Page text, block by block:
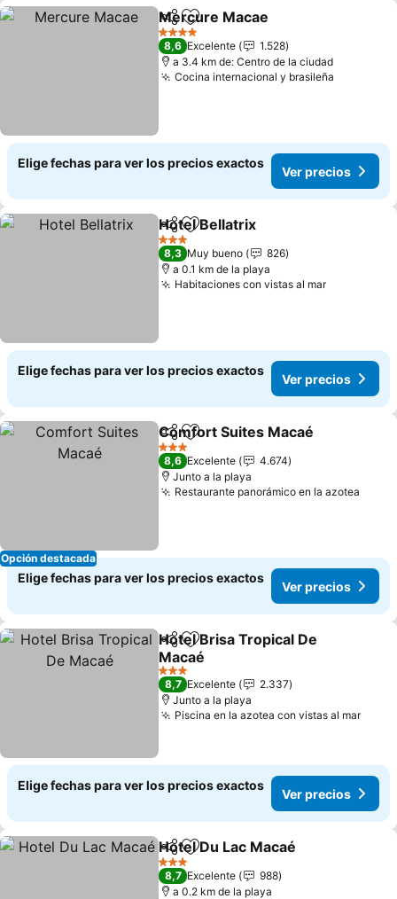
CompartirAgregar a favoritos
Mercure Macae
4 Estrellas
8,6 Excelente
1.528
a 3.4 km de: Centro de la ciudad
Cocina internacional y brasileña
Elige fechas para ver los precios exactos
Ver precios
CompartirAgregar a favoritos
Hotel Bellatrix
3 Estrellas
8,3 Muy bueno
826
a 0.1 km de la playa
Habitaciones con vistas al marVer
Elige fechas para ver los precios exactos
Ver precios
Opción destacada
CompartirAgregar a favoritos
Comfort Suites Macaé
3 Estrellas
8,6 Excelente
4.674
Junto a la playa
Restaurante panorámico en la azotea
Elige fechas para ver los precios exactos
Ver precios
CompartirAgregar a favoritos
Hotel Brisa Tropical De
Macaé
Ver precios
3 Estrellas
8,7 Excelente
2.337
Junto a la playa
Piscina en la azotea con vistas al marVer
Elige fechas para ver los precios exactos
Ver precios
CompartirAgregar a favoritos
Hotel Du Lac Macaé
3 Estrellas
8,7 Excelente
988
a 0.2 km de la playa